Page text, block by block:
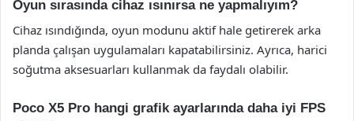
Oyun sırasında cihaz ısınırsa ne yapmalıyım?
Cihaz ısındığında, oyun modunu aktif hale getirerek arka
planda çalışan uygulamaları kapatabilirsiniz. Ayrıca, harici
soğutma aksesuarları kullanmak da faydalı olabilir.
Poco X5 Pro hangi grafik ayarlarında daha iyi FPS